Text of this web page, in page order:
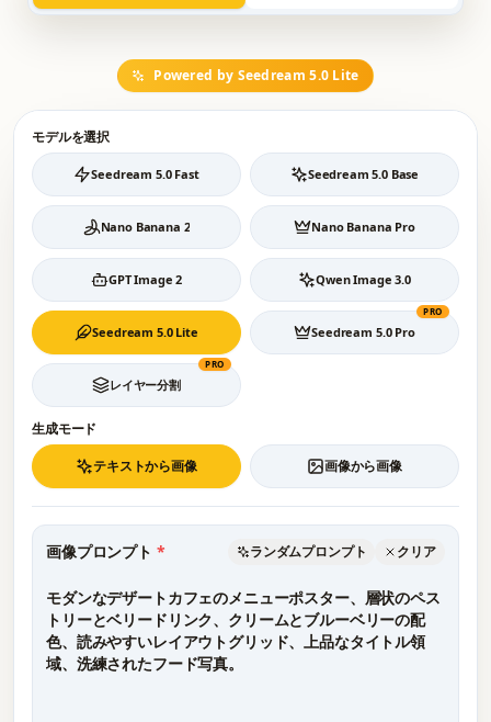
Powered by Seedream 5.0 Lite
モデルを選択
Seedream 5.0 Fast Seedream 5.0 Base
Nano Banana 2 Nano Banana Pro
GPT Image 2 Qwen Image 3.0
Seedream 5.0 Lite Seedream 5.0 Pro
PRO
レイヤー分割
PRO
生成モード
テキストから画像
画像から画像
画像プロンプト * ランダムプロンプト クリア